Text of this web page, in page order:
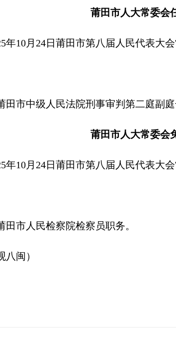
莆田市人大常委会
年10月24日莆田市第八届人民代表大
田市中级人民法院刑事审判第二庭副庭
莆田市人大常委会
年10月24日莆田市第八届人民代表大
田市人民检察院检察员职务。
八闽）